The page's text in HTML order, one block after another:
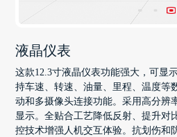
液晶仪表
这款12.3寸液晶仪表功能强大，可显
持车速、转速、油量、里程、温度等
动和多摄像头连接功能。采用高分辨
显示。全贴合工艺降低反射、提升对
控技术增强人机交互体验。抗划伤和